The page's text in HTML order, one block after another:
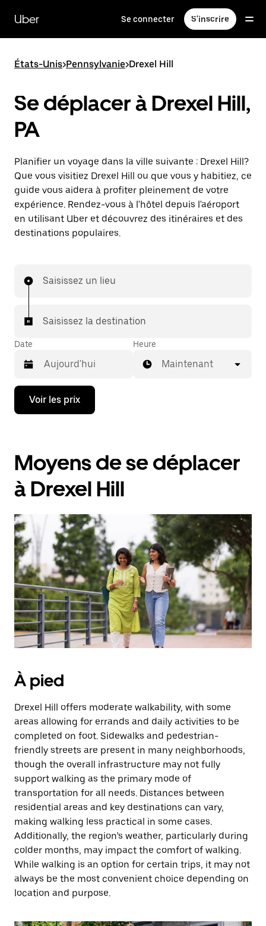
contenu
principal
Uber Se connecter S'inscrire
États-Unis>Pennsylvanie>Drexel Hill
Se déplacer à Drexel Hill,
PA
Planifier un voyage dans la ville suivante : Drexel Hill?
Que vous visitiez Drexel Hill ou que vous y habitiez, ce
guide vous aidera à profiter pleinement de votre
expérience. Rendez-vous à l'hôtel depuis l'aéroport
en utilisant Uber et découvrez des itinéraires et des
destinations populaires.
Saisissez un lieu
Saisissez la destination
Date
Appuyez
la
bas
pour
ouvrir
le
calendrier
sélectionner
une
date.
Appuyez
sur
la
touche
Échap
pour
fermer
le
calendrier.
Heure
Maintenant
Voir les prix
Moyens de se déplacer
à Drexel Hill
À pied
Drexel Hill offers moderate walkability, with some
areas allowing for errands and daily activities to be
completed on foot. Sidewalks and pedestrian-
friendly streets are present in many neighborhoods,
though the overall infrastructure may not fully
support walking as the primary mode of
transportation for all needs. Distances between
residential areas and key destinations can vary,
making walking less practical in some cases.
Additionally, the region’s weather, particularly during
colder months, may impact the comfort of walking.
While walking is an option for certain trips, it may not
always be the most convenient choice depending on
location and purpose.